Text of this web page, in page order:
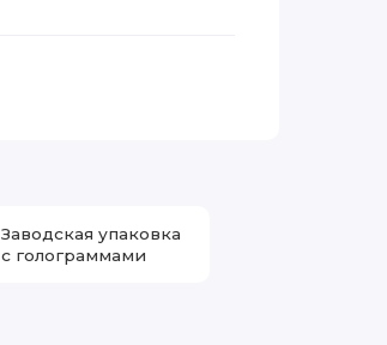
Заводская упаковка
с голограммами